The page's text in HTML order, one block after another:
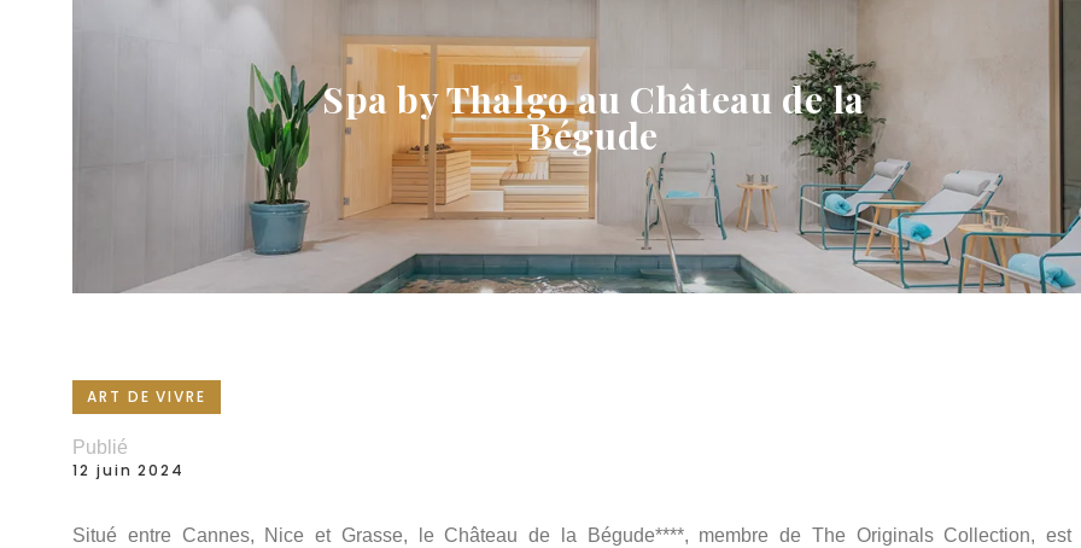
Spa by Thalgo au Château de la
Bégude
ART DE VIVRE
Publié
12 juin 2024
Situé entre Cannes, Nice et Grasse, le Château de la Bégude****, membre de The Originals Collection, est